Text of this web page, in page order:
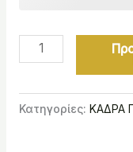
Κατηγορίες: ΚΑΔΡΑ